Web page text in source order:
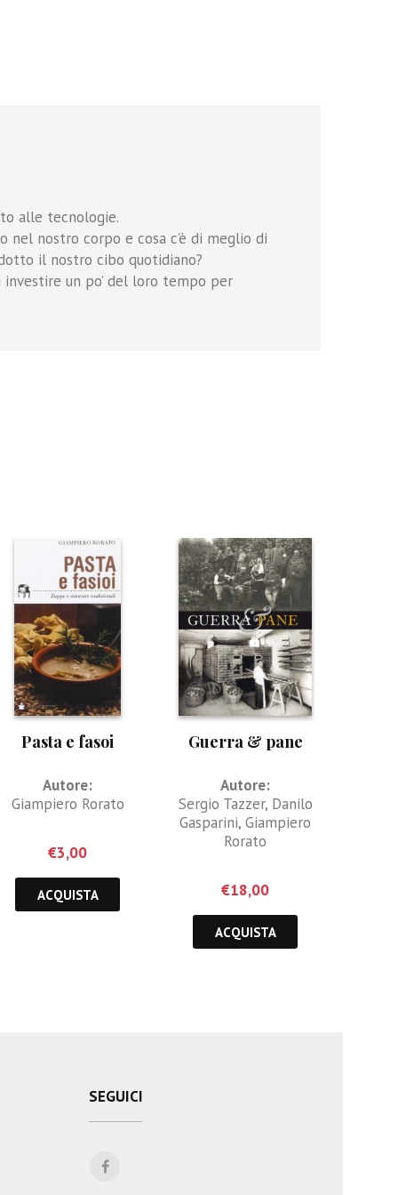
alle tecnologie.
nostro corpo e cosa c’è di meglio di
il nostro cibo quotidiano?
un po’ del loro tempo per
Pasta e fasoi
Autore:
Giampiero Rorato
€3,00
ACQUISTA
Guerra & pane
Autore:
Sergio Tazzer, Danilo
Gasparini, Giampiero
Rorato
€18,00
ACQUISTA
SEGUICI